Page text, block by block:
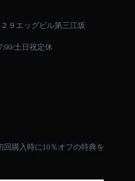
９エッグビル第三江坂
土日祝定休
回購入時に10％オフの特典を